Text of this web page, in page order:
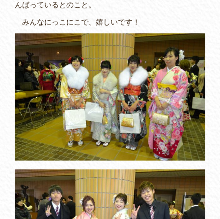
んばっているとのこと。
みんなにっこにこで、嬉しいです！